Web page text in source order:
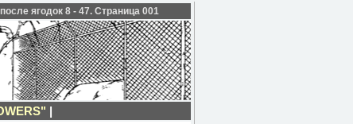
ягодок 8 - 47. Страница 001
|